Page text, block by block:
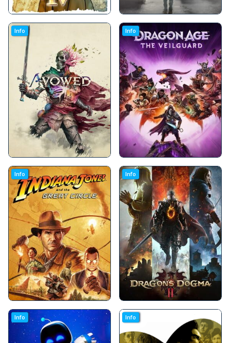
Info Info
Info Info
Info Info